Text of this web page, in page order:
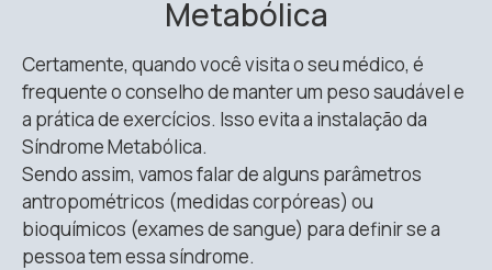
Metabólica
Certamente, quando você visita o seu médico, é
frequente o conselho de manter um peso saudável e
a prática de exercícios. Isso evita a instalação da
Síndrome Metabólica.
Sendo assim, vamos falar de alguns parâmetros
antropométricos (medidas corpóreas) ou
bioquímicos (exames de sangue) para definir se a
pessoa tem essa síndrome.